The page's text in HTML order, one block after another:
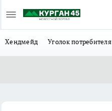
Хендмейд Уголок потребителя